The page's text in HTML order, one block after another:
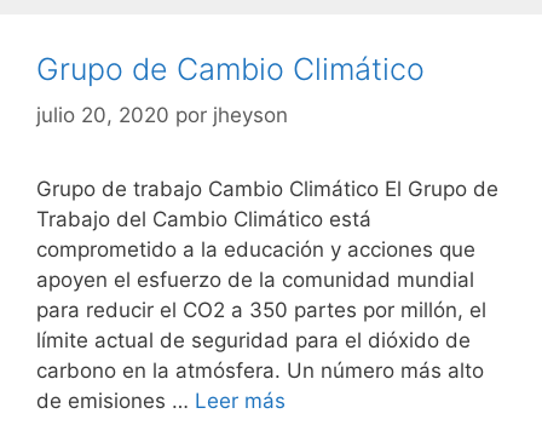
Grupo de Cambio Climático
julio 20, 2020 por jheyson
Grupo de trabajo Cambio Climático El Grupo de
Trabajo del Cambio Climático está
comprometido a la educación y acciones que
apoyen el esfuerzo de la comunidad mundial
para reducir el CO2 a 350 partes por millón, el
límite actual de seguridad para el dióxido de
carbono en la atmósfera. Un número más alto
de emisiones … Leer más